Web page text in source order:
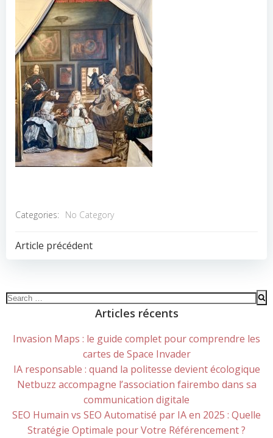
Categories: No Category
POST
Article précédent
Search
Articles récents
Invasion Maps : le guide complet pour comprendre les
cartes de Space Invader
IA responsable : quand la politesse devient écologique
Netbuzz accompagne l’association fairembo dans sa
communication digitale
SEO Humain vs SEO Automatisé par IA en 2025 : Quelle
Stratégie Optimale pour Votre Référencement ?